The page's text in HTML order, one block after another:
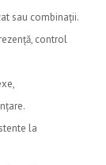
sau combinații.
control
la